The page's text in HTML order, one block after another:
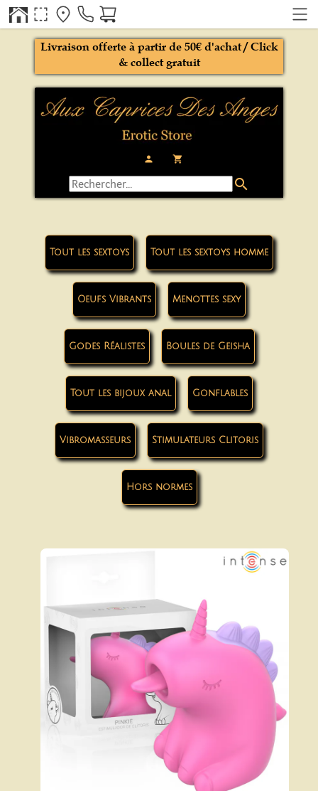
person local_grocery_store
Livraison offerte à partir de 50€ d'achat / Click
& collect gratuit
search
Tout les sextoys Tout les sextoys homme
Oeufs Vibrants Menottes sexy
Godes Réalistes Boules de Geisha
Tout les bijoux anal Gonflables
Vibromasseurs Stimulateurs Clitoris
Hors normes